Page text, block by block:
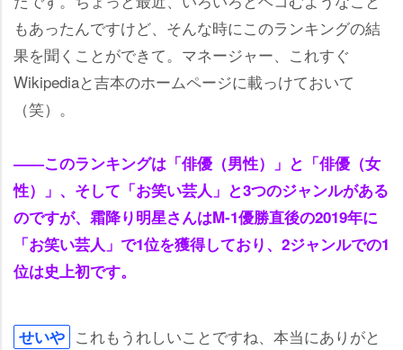
もあったんですけど、そんな時にこのランキングの結
果を聞くことができて。マネージャー、これすぐ
Wikipediaと吉本のホームページに載っけておいて
（笑）。
――このランキングは「俳優（男性）」と「俳優（女
性）」、そして「お笑い芸人」と3つのジャンルがある
のですが、霜降り明星さんはM-1優勝直後の2019年に
「お笑い芸人」で1位を獲得しており、2ジャンルでの1
位は史上初です。
せい これもうれしいことですね、本当にありがと